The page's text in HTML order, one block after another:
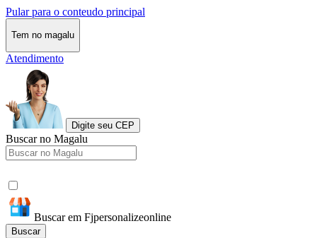
Pular para o conteudo principal
Tem no magalu
Atendimento
Digite seu CEP
Buscar no Magalu
Buscar em Fjpersonalizeonline
Buscar